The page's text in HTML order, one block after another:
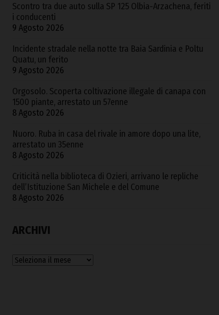
Scontro tra due auto sulla SP 125 Olbia-Arzachena, feriti
i conducenti
9 Agosto 2026
Incidente stradale nella notte tra Baia Sardinia e Poltu
Quatu, un ferito
9 Agosto 2026
Orgosolo. Scoperta coltivazione illegale di canapa con
1500 piante, arrestato un 57enne
8 Agosto 2026
Nuoro. Ruba in casa del rivale in amore dopo una lite,
arrestato un 35enne
8 Agosto 2026
Criticità nella biblioteca di Ozieri, arrivano le repliche
dell’Istituzione San Michele e del Comune
8 Agosto 2026
ARCHIVI
Archivi